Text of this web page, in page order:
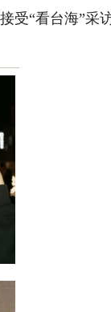
“看台海”采